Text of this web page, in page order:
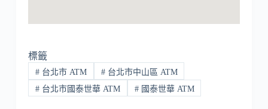
標籤
#台北市 ATM #台北市中山區 ATM
#台北市國泰世華 ATM #國泰世華 ATM